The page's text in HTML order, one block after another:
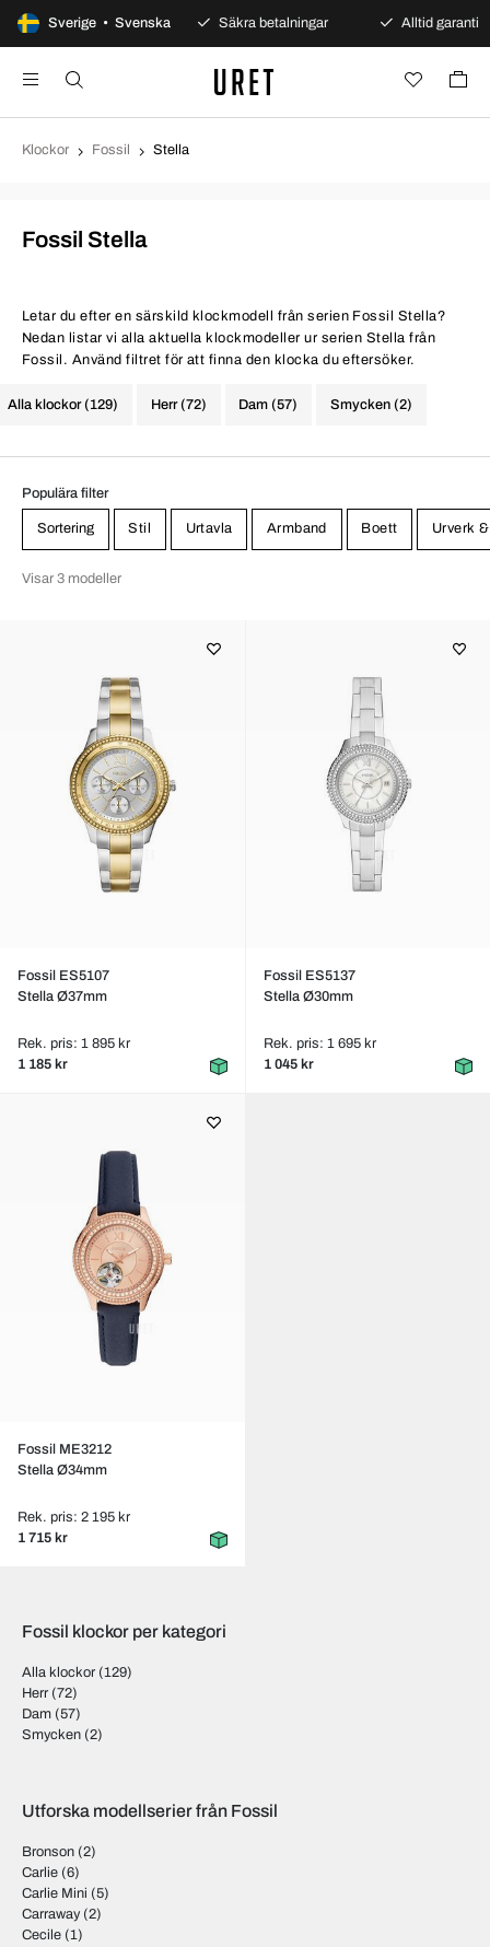
Sverige • Svenska
dagars öppet köp Säkra betalningar Alltid garanti
Klockor Fossil Stella
Fossil Stella
Letar du efter en särskild klockmodell från serien Fossil Stella?
Nedan listar vi alla aktuella klockmodeller ur serien Stella från
Fossil. Använd filtret för att finna den klocka du eftersöker.
Alla klockor (129) Herr (72) Dam (57) Smycken (2)
Populära filter
Sortering Stil Urtavla Armband Boett Urverk
Visar 3 modeller
Fossil ES5107
Stella Ø37mm
Rek. pris: 1 895 kr
1 185 kr
Fossil ES5137
Stella Ø30mm
Rek. pris: 1 695 kr
1 045 kr
Fossil ME3212
Stella Ø34mm
Rek. pris: 2 195 kr
1 715 kr
Fossil klockor per kategori
Alla klockor (129)
Herr (72)
Dam (57)
Smycken (2)
Utforska modellserier från Fossil
Bronson (2)
Carlie (6)
Carlie Mini (5)
Carraway(2)
Cecile (1)